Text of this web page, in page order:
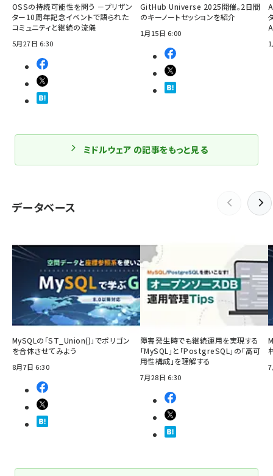
OSSの持続可能性を問う －プリザン
ター10周年記念イベントで語られた
コミュニティと継続の流儀
5月27日 6:30
GitHub Universe 2025開催。2日間
のキーノートセッションを紹介
1月15日 6:00
ミドルウェア の記事をもっと見る
データベース
MySQLの「ST_Union()」でポリゴン
を合体させてみよう
8月7日 6:30
障害発生時でも継続運用を実現する
「MySQL」と「PostgreSQL」の「高可
用性構成」を理解する
7月28日 6:30